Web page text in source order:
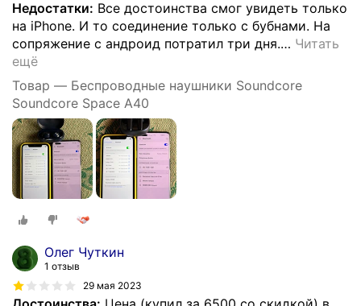
Недостатки: Все достоинства смог увидеть только
на iPhone. И то соединение только с бубнами. На
сопряжение с андроид потратил три дня.… Читать
ещё
Товар — Беспроводные наушники Soundcore
Soundcore Space A40
Олег Чуткин
1 отзыв
29 мая 2023